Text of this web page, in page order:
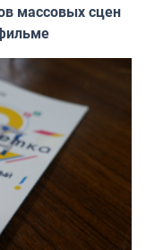
массовых сцен